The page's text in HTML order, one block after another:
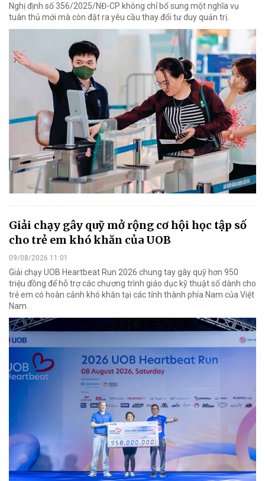
Nghị định số 356/2025/NĐ-CP không chỉ bổ sung một nghĩa vụ
tuân thủ mới mà còn đặt ra yêu cầu thay đổi tư duy quản trị.
Giải chạy gây quỹ mở rộng cơ hội học tập số
cho trẻ em khó khăn của UOB
09/08/2026 11:01
Giải chạy UOB Heartbeat Run 2026 chung tay gây quỹ hơn 950
triệu đồng để hỗ trợ các chương trình giáo dục kỹ thuật số dành cho
trẻ em có hoàn cảnh khó khăn tại các tỉnh thành phía Nam của Việt
Nam.